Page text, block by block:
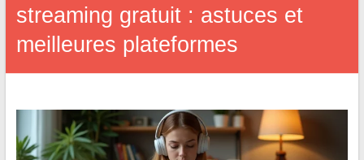
streaming gratuit : astuces et
meilleures plateformes